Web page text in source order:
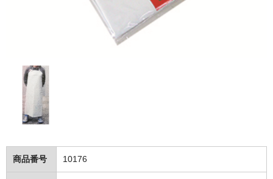
アルミカップ・割箸
洗剤（家庭用～業務用）
食器用洗剤
台所用洗剤
住居用洗剤
商品番号 10176